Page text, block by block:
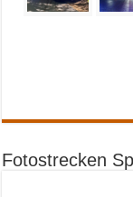
Fotostrecken